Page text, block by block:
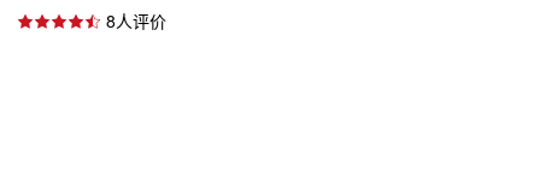
8人评价